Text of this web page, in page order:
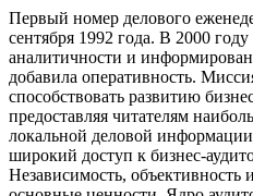
Первый номер делового
сентября 1992 года. В 2000
аналитичности и
добавила оперативность.
способствовать развитию
предоставляя читателям
локальной деловой
широкий доступ к бизнес-
Независимость, объективность